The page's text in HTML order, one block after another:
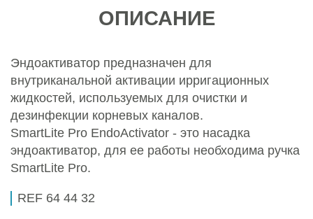
ОПИСАНИЕ
Эндоактиватор предназначен для
внутриканальной активации ирригационных
жидкостей, используемых для очистки и
дезинфекции корневых каналов.
SmartLite Pro EndoActivator - это насадка
эндоактиватор, для ее работы необходима ручка
SmartLite Pro.
REF 64 44 32